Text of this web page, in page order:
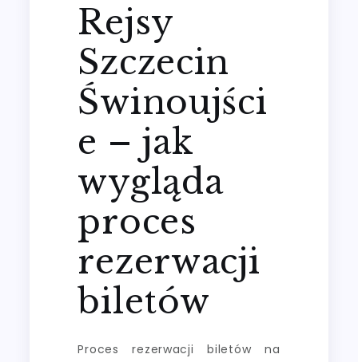
Rejsy
Szczecin
Świnoujści
e – jak
wygląda
proces
rezerwacji
biletów
Proces rezerwacji biletów na